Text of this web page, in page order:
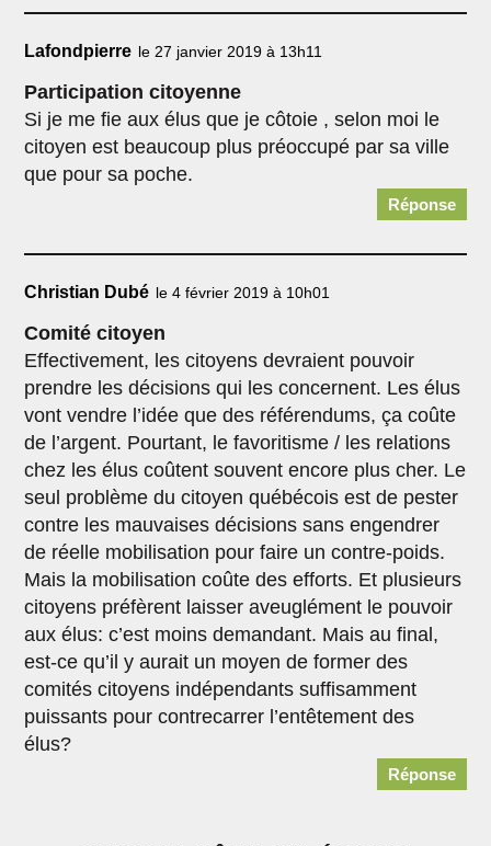
Lafondpierre le 27 janvier 2019 à 13h11
Participation citoyenne
Si je me fie aux élus que je côtoie , selon moi le
citoyen est beaucoup plus préoccupé par sa ville
que pour sa poche.
Réponse
Christian Dubé le 4 février 2019 à 10h01
Comité citoyen
Effectivement, les citoyens devraient pouvoir
prendre les décisions qui les concernent. Les élus
vont vendre l’idée que des référendums, ça coûte
de l’argent. Pourtant, le favoritisme / les relations
chez les élus coûtent souvent encore plus cher. Le
seul problème du citoyen québécois est de pester
contre les mauvaises décisions sans engendrer
de réelle mobilisation pour faire un contre-poids.
Mais la mobilisation coûte des efforts. Et plusieurs
citoyens préfèrent laisser aveuglément le pouvoir
aux élus: c’est moins demandant. Mais au final,
est-ce qu’il y aurait un moyen de former des
comités citoyens indépendants suffisamment
puissants pour contrecarrer l’entêtement des
élus?
Réponse